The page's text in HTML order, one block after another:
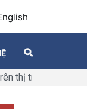
thị trường văn